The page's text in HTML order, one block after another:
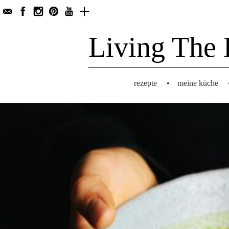
Living The
rezepte • meine küche